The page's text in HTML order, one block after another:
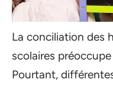
La conciliation des
scolaires
Pourtant,